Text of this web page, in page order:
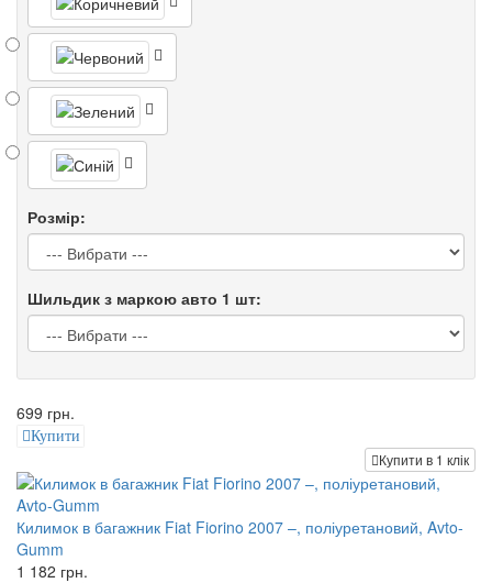
Розмір:
Шильдик з маркою авто 1 шт:
699 грн.
Купити
Купити в 1 клік
Килимок в багажник Fiat Fiorino 2007 –, поліуретановий, Avto-
Gumm
1 182 грн.